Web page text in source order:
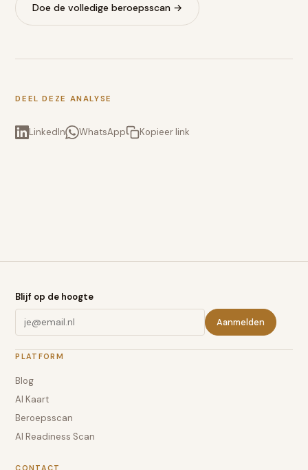
Doe de volledige beroepsscan →
DEEL DEZE ANALYSE
LinkedIn WhatsApp Kopieer link
Blijf op de hoogte
Aanmelden
PLATFORM
Blog
AI Kaart
Beroepsscan
AI Readiness Scan
CONTACT